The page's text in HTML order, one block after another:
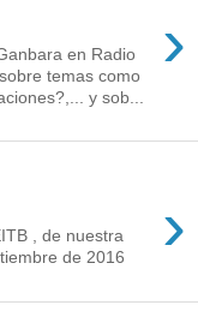
›
en Radio
temas como
y sob...
›
, de nuestra
de 2016